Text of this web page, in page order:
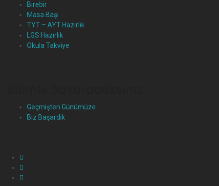
Birebir
Masa Başı
TYT – AYT Hazırlık
LGS Hazırlık
Okula Takviye
Geçmişten Günümüze
Biz Başardık